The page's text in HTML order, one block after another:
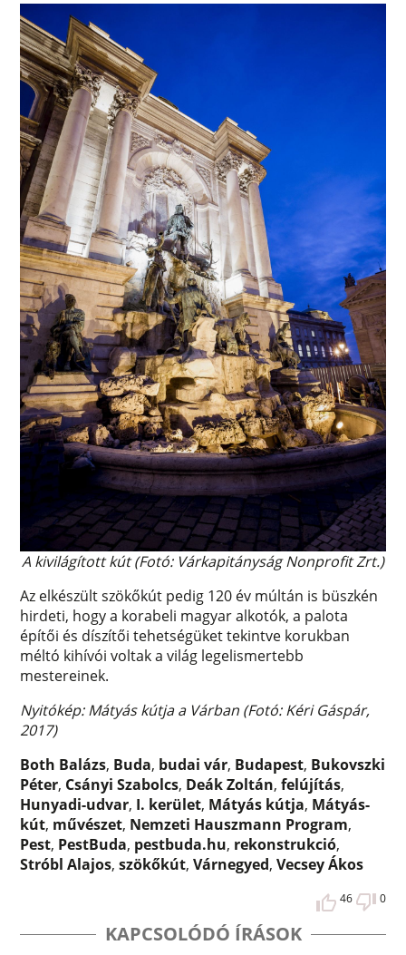
A kivilágított kút (Fotó: Várkapitányság Nonprofit Zrt.)
Az elkészült szökőkút pedig 120 év múltán is büszkén
hirdeti, hogy a korabeli magyar alkotók, a palota
építői és díszítői tehetségüket tekintve korukban
méltó kihívói voltak a világ legelismertebb
mestereinek.
Nyitókép: Mátyás kútja a Várban (Fotó: Kéri Gáspár,
2017)
Both Balázs, Buda, budai vár, Budapest, Bukovszki
Péter, Csányi Szabolcs, Deák Zoltán,felújítás,
Hunyadi-udvar, I. kerület, Mátyás kútja, Mátyás-
kút, művészet, Nemzeti Hauszmann Program,
Pest, PestBuda, pestbuda.hu, rekonstrukció,
Stróbl Alajos,szökőkút,Várnegyed,Vecsey Ákos
46 0
KAPCSOLÓDÓ ÍRÁSOK